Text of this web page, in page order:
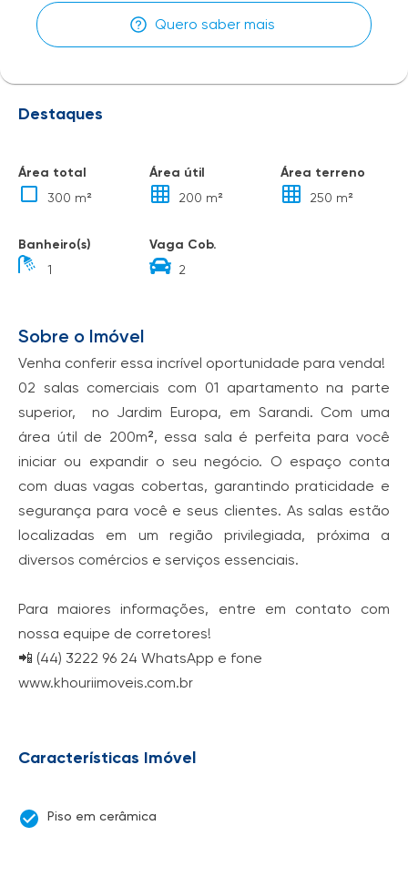
Quero saber mais
Destaques
Área total
300 m²
Área útil
200 m²
Área terreno
250 m²
Banheiro(s)
1
Vaga Cob.
2
Sobre o Imóvel
Venha conferir essa incrível oportunidade para venda!
02 salas comerciais com 01 apartamento na parte
superior, no Jardim Europa, em Sarandi. Com uma
área útil de 200m², essa sala é perfeita para você
iniciar ou expandir o seu negócio. O espaço conta
com duas vagas cobertas, garantindo praticidade e
segurança para você e seus clientes. As salas estão
localizadas em um região privilegiada, próxima a
diversos comércios e serviços essenciais.
Para maiores informações, entre em contato com
nossa equipe de corretores!
📲 (44) 3222 96 24 WhatsApp e fone
www.khouriimoveis.com.br
Características Imóvel
Piso em cerâmica